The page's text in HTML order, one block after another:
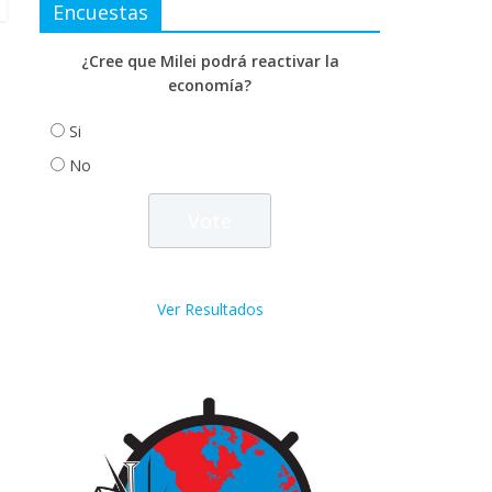
Encuestas
¿Cree que Milei podrá reactivar la
economía?
Si
No
Ver Resultados